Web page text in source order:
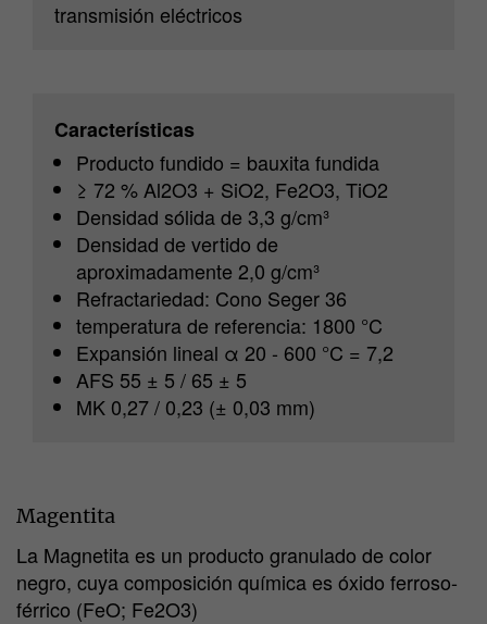
transmisión eléctricos
Características
Producto fundido = bauxita fundida
≥ 72 % Al2O3 + SiO2, Fe2O3, TiO2
Densidad sólida de 3,3 g/cm³
Densidad de vertido de
aproximadamente 2,0 g/cm³
Refractariedad: Cono Seger 36
temperatura de referencia: 1800 °C
Expansión lineal α 20 - 600 °C = 7,2
AFS 55 ± 5 / 65 ± 5
MK 0,27 / 0,23 (± 0,03 mm)
Magentita
La Magnetita es un producto granulado de color
negro, cuya composición química es óxido ferroso-
férrico (FeO; Fe2O3)